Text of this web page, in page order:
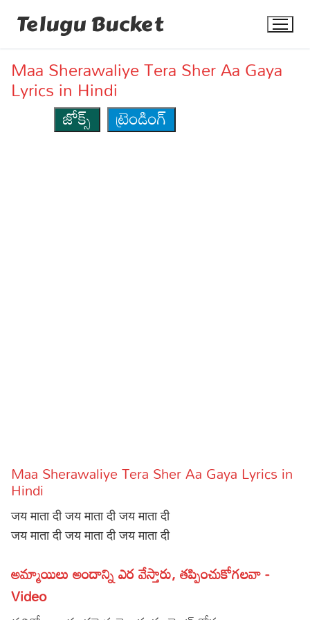
Telugu Bucket
Articles
Facts
Devotional
Christianity
Hinduism
Hindi
Lyrics in Hindi – Devotional Songs
Tamil
Maa Sherawaliye Tera Sher Aa Gaya
Lyrics in Hindi
జోక్స్
ట్రెండింగ్
Maa Sherawaliye Tera Sher Aa Gaya Lyrics in
Hindi
जय माता दी जय माता दी जय माता दी
जय माता दी जय माता दी जय माता दी
అమ్మాయిలు అందాన్ని ఎర వేస్తారు, తప్పించుకోగలవా -
Video